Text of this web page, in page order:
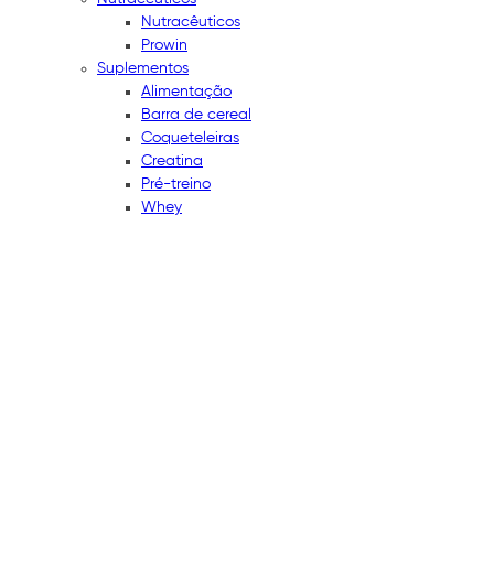
Nutracêuticos
Prowin
Suplementos
Alimentação
Barra de cereal
Coqueteleiras
Creatina
Pré-treino
Whey